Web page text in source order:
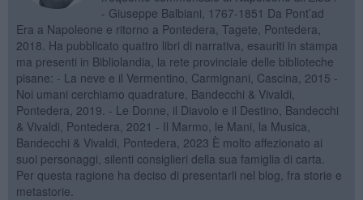
- Giuseppe Balbiani, 1767-1851 Da Pont’ad
Era a Napoleone e ritorno a Pontedera, Tagete, Pontedera,
2018. Ha pubblicato quattro libri di narrativa, esauriti in stampa
ma presenti in Bibliolandia, la rete provinciale delle biblioteche
pisane: - La neve e il Vermentino, Carmignani, Cascina, 2015 -
Noi umani cerchiamo quadrature, Bandecchi & Vivaldi,
Pontedera, 2019. - Le Donne, il Diavolo e il Destino, Bandecchi
& Vivaldi, Pontedera, 2021 - Il Marmo, le Mani, la Musica,
Bandecchi & Vivaldi, Pontedera, 2023 È molto affezionato ai
suoi personaggi, silenti consiglieri della sua famiglia di carta.
Per questa ragione ha deciso di presentarli nel blog, fra storie e
metastorie.